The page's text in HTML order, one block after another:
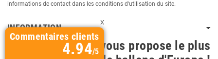
informations de contact dans les conditions d'utilisation du site.
INFORMATION
BallonsDeco vous propose le plus
X
Commentaires clients
4.94/5